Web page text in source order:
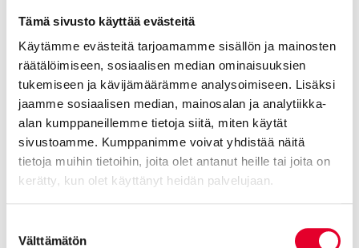
Tämä sivusto käyttää evästeitä
Käytämme evästeitä tarjoamamme sisällön ja mainosten
räätälöimiseen, sosiaalisen median ominaisuuksien
tukemiseen ja kävijämäärämme analysoimiseen. Lisäksi
jaamme sosiaalisen median, mainosalan ja analytiikka-
alan kumppaneillemme tietoja siitä, miten käytät
sivustoamme. Kumppanimme voivat yhdistää näitä
tietoja muihin tietoihin, joita olet antanut heille tai joita on
kerätty, kun olet käyttänyt heidän palvelujaan.
valinta
Välttämätön
Projektimyyjä
Parkkinen Harri
harri.parkkinen@kaski.fi
Jälleenmyyjät / Rautakauppojen
yhteyshenkilöt